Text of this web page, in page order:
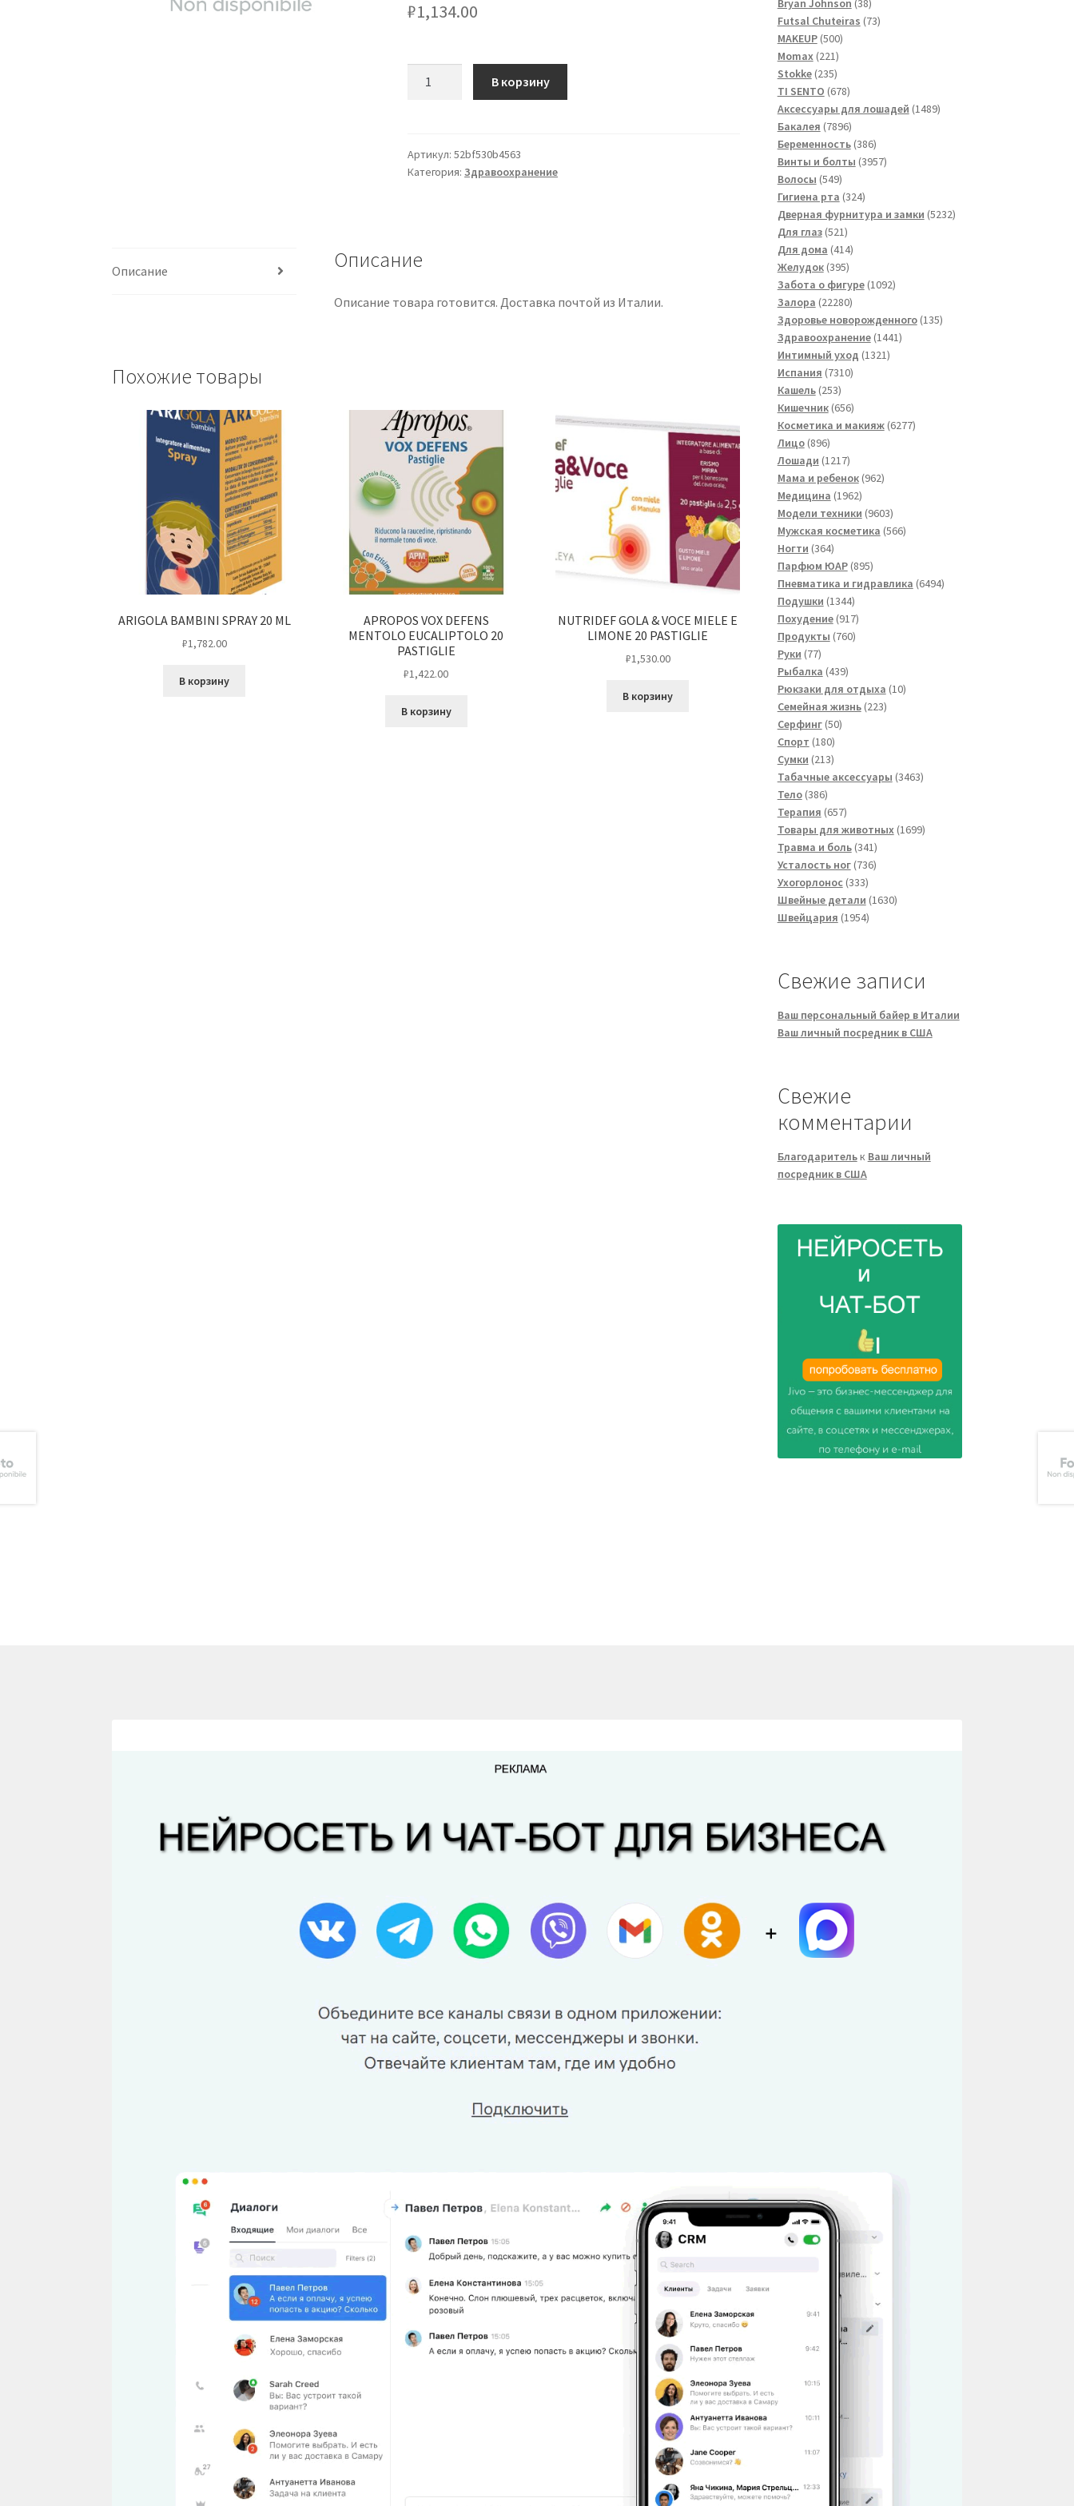
₽1,134.00
20
PASTIGLIE
В корзину
Артикул:52bf530b4563
Категория:Здравоохранение
Описание Описание
Описание товара готовится. Доставка почтой из Италии.
Похожие товары
ARIGOLA BAMBINI SPRAY 20 ML
₽1,782.00
В корзину
APROPOS VOX DEFENS
MENTOLO EUCALIPTOLO 20
PASTIGLIE
₽1,422.00
В корзину
NUTRIDEF GOLA & VOCE MIELE E
LIMONE 20 PASTIGLIE
₽1,530.00
В корзину
Bryan Johnson 38
товаров
Futsal Сhuteiras 7373
MAKEUP 500500
Momax 221221
товар
Stokke 235235
товаров
TI SENTO 678678
товаров
Аксессуары для лошадей 14891489
Бакалея 78967896
товаров
Беременность 386386
товаров
Винты и болты 39573957
Волосы 549549
товаров
Гигиена рта 324324
товара
Дверная фурнитура и замки 52325232
Для глаз 521521
товар
Для дома 414414
Желудок 395395
товаров
Забота о фигуре 10921092
Залора 2228022280
товаров
Здоровье новорожденного 135135
Здравоохранение 14411441
Интимный уход 13211321
Испания 73107310
Кашель 253253
товара
Кишечник 656656
товаров
Косметика и макияж 62776277
Лицо 896896
товаров
Лошади 12171217
товаров
Мама и ребенок 962962
Медицина 19621962
товара
Модели техники 96039603
товара
Мужская косметика 566566
Ногти 364364
товара
Парфюм ЮАР 895895
товаров
Пневматика и гидравлика 64946494
Подушки 13441344
товара
Похудение 917917
товаров
Продукты 760760
Руки 7777
товаров
Рыбалка 439439
товаров
Рюкзаки для отдыха 1010
Семейная жизнь 223223
Серфинг 5050
Спорт 180180
товаров
Сумки 213213
товаров
Табачные аксессуары 34633463
Тело 386386
товаров
Терапия 657657
товаров
Товары для животных 16991699
Травма и боль 341341
товар
Усталость ног 736736
Ухогорлонос 333333
товара
Швейные детали 16301630
Швейцария 19541954
Свежие записи
Ваш персональный байер в Италии
Ваш личный посредник в США
Свежие
комментарии
Благодарительк Ваш личный
посредник в США